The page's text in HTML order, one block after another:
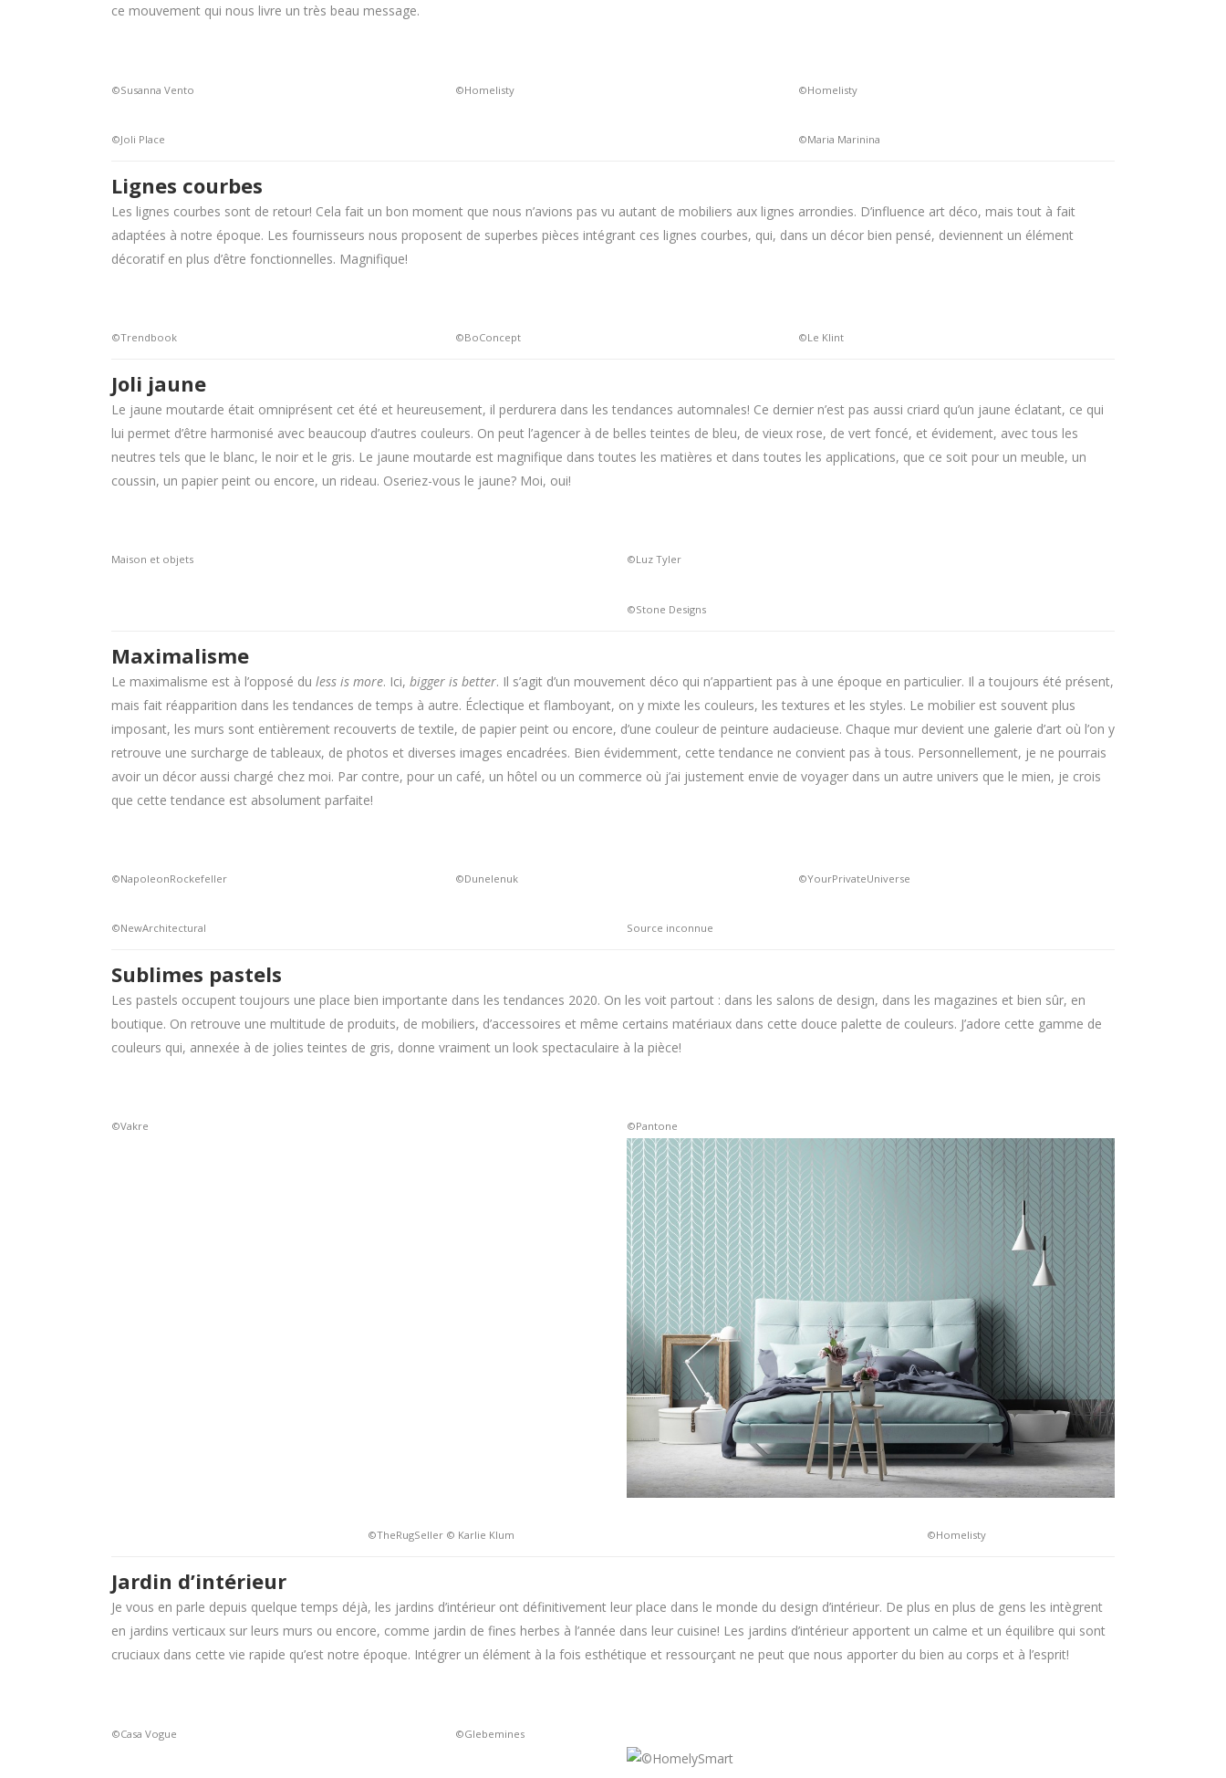
ce mouvement qui nous livre un très beau message.
©Susanna Vento ©Homelisty ©Homelisty
©Joli Place ©Maria Marinina
Lignes courbes
Les lignes courbes sont de retour! Cela fait un bon moment que nous n’avions pas vu autant de mobiliers aux lignes arrondies. D’influence art déco, mais tout à fait
adaptées à notre époque. Les fournisseurs nous proposent de superbes pièces intégrant ces lignes courbes, qui, dans un décor bien pensé, deviennent un élément
décoratif en plus d’être fonctionnelles. Magnifique!
©Trendbook ©BoConcept ©Le Klint
Joli jaune
Le jaune moutarde était omniprésent cet été et heureusement, il perdurera dans les tendances automnales! Ce dernier n’est pas aussi criard qu’un jaune éclatant, ce qui
lui permet d’être harmonisé avec beaucoup d’autres couleurs. On peut l’agencer à de belles teintes de bleu, de vieux rose, de vert foncé, et évidement, avec tous les
neutres tels que le blanc, le noir et le gris. Le jaune moutarde est magnifique dans toutes les matières et dans toutes les applications, que ce soit pour un meuble, un
coussin, un papier peint ou encore, un rideau. Oseriez-vous le jaune? Moi, oui!
Maison et objets ©Luz Tyler
©Stone Designs
Maximalisme
Le maximalisme est à l’opposé du less is more. Ici, bigger is better. Il s’agit d’un mouvement déco qui n’appartient pas à une époque en particulier. Il a toujours été présent,
mais fait réapparition dans les tendances de temps à autre. Éclectique et flamboyant, on y mixte les couleurs, les textures et les styles. Le mobilier est souvent plus
imposant, les murs sont entièrement recouverts de textile, de papier peint ou encore, d’une couleur de peinture audacieuse. Chaque mur devient une galerie d’art où l’on y
retrouve une surcharge de tableaux, de photos et diverses images encadrées. Bien évidemment, cette tendance ne convient pas à tous. Personnellement, je ne pourrais
avoir un décor aussi chargé chez moi. Par contre, pour un café, un hôtel ou un commerce où j’ai justement envie de voyager dans un autre univers que le mien, je crois
que cette tendance est absolument parfaite!
©NapoleonRockefeller ©Dunelenuk ©YourPrivateUniverse
©NewArchitectural Source inconnue
Sublimes pastels
Les pastels occupent toujours une place bien importante dans les tendances 2020. On les voit partout : dans les salons de design, dans les magazines et bien sûr, en
boutique. On retrouve une multitude de produits, de mobiliers, d’accessoires et même certains matériaux dans cette douce palette de couleurs. J’adore cette gamme de
couleurs qui, annexée à de jolies teintes de gris, donne vraiment un look spectaculaire à la pièce!
©Vakre ©Pantone
©TheRugSeller © Karlie Klum ©Homelisty
Jardin d’intérieur
Je vous en parle depuis quelque temps déjà, les jardins d’intérieur ont définitivement leur place dans le monde du design d’intérieur. De plus en plus de gens les intègrent
en jardins verticaux sur leurs murs ou encore, comme jardin de fines herbes à l’année dans leur cuisine! Les jardins d’intérieur apportent un calme et un équilibre qui sont
cruciaux dans cette vie rapide qu’est notre époque. Intégrer un élément à la fois esthétique et ressourçant ne peut que nous apporter du bien au corps et à l’esprit!
©Casa Vogue ©Glebemines